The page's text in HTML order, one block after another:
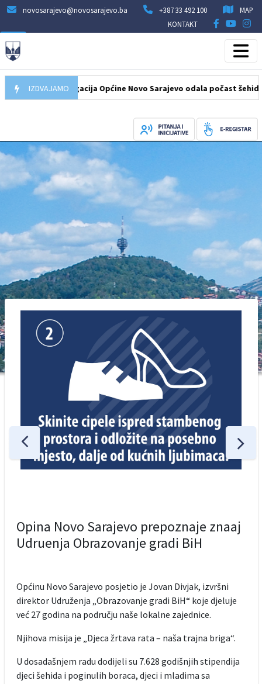
novosarajevo@novosarajevo.ba +387 33 492 100
MAP
KONTAKT
IZDVAJAMO
Delegacija Općine Novo Sarajevo odala počast šehidima i
Opina Novo Sarajevo prepoznaje znaaj
Udruenja Obrazovanje gradi BiH
Općinu Novo Sarajevo posjetio je Jovan Divjak, izvršni
direktor Udruženja „Obrazovanje gradi BiH“ koje djeluje
već 27 godina na području naše lokalne zajednice.
Njihova misija je „Djeca žrtava rata – naša trajna briga“.
U dosadašnjem radu dodijeli su 7.628 godišnjih stipendija
djeci šehida i poginulih boraca, djeci i mladima sa